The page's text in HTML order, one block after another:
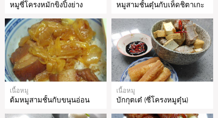
หมูซี่โครงหมักขิงปิ้งย่าง หมูสามชั้นตุ๋นกับเห็ดชิตาเกะ
เนื้อหมู
ต้มหมูสามชั้นกับขนุนอ่อน
เนื้อหมู
บักกุตเต๋ (ซี่โครงหมูตุ๋น)